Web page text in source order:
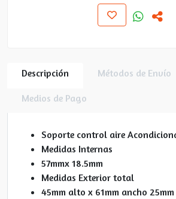
Descripción Métodos de Envío
Medios de Pago
Soporte control aire
Medidas Internas
57mmx 18.5mm
Medidas Exterior total
45mm alto x 61mm ancho